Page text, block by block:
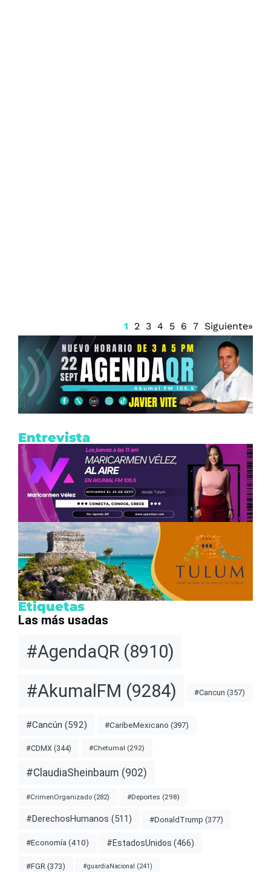
1 2 3 4 5 6 7 Siguiente»
Entrevista
Etiquetas
Las más usadas
#AgendaQR (8910)
#AkumalFM (9284) #Cancun (357)
#Cancún (592) #CaribeMexicano (397)
#CDMX (344) #Chetumal (292)
#ClaudiaSheinbaum (902)
#CrimenOrganizado (282) #Deportes (298)
#DerechosHumanos (511) #DonaldTrump (377)
#Economía (410) #EstadosUnidos (466)
#FGR (373) #guardiaNacional (241)